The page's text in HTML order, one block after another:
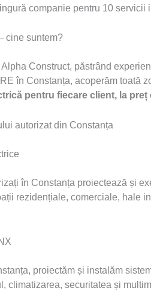
companie pentru 10 servicii
cine suntem?
Construct, păstrând
în Constanța, acoperăm toată
pentru fiecare client, la preț
autorizat din Constanța
în Constanța proiectează și
rezidențiale, comerciale, hale
proiectăm și instalăm
climatizarea, securitatea și